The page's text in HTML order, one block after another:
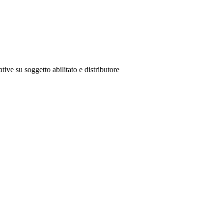
su soggetto abilitato e distributore